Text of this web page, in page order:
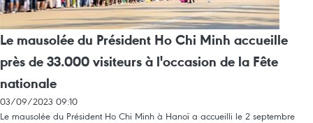
Le mausolée du Président Ho Chi Minh accueille
près de 33.000 visiteurs à l'occasion de la Fête
nationale
03/09/2023 09:10
Le mausolée du Président Ho Chi Minh à Hanoï a accueilli le 2 septembre